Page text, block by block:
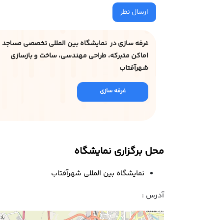
ارسال نظر
غرفه سازی در نمایشگاه بین المللی تخصصی مساجد
اماکن متبرکه، طراحی مهندسی، ساخت و بازسازی
شهرآفتاب
غرفه سازی
محل برگزاری نمایشگاه
نمایشگاه بین المللی شهرآفتاب
آدرس :